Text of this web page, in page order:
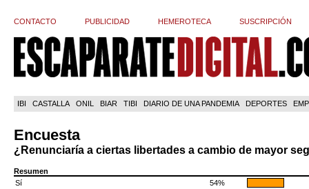
CONTACTO PUBLICIDAD HEMEROTECA SUSCRIPCIÓN
IBI CASTALLA ONIL BIAR TIBI DIARIO DE UNA PANDEMIA DEPORTES
Encuesta
¿Renunciaría a ciertas libertades a cambio de mayor
Resumen
Sí
54%